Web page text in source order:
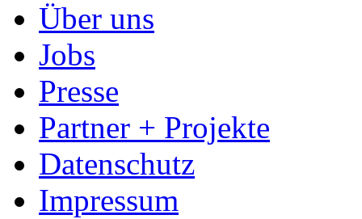
Über uns
Jobs
Presse
Partner + Projekte
Datenschutz
Impressum